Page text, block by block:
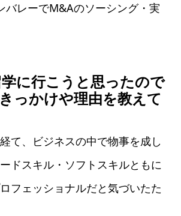
バレーでM&Aのソーシング・実
に行こうと思ったので
っかけや理由を教えて
て、ビジネスの中で物事を成し
ドスキル・ソフトスキルともに
フェッショナルだと気づいたた